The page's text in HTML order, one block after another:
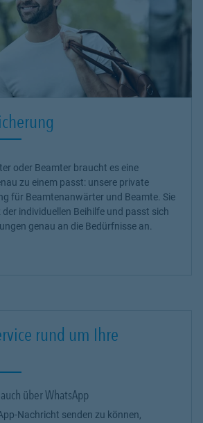
oder Beamter braucht es eine
zu einem passt: unsere private
für Beamtenanwärter und Beamte. Sie
individuellen Beihilfe und passt sich
genau an die Bedürfnisse an.
Opens in New Tab
rund um Ihre
über WhatsApp
Nachricht senden zu können,